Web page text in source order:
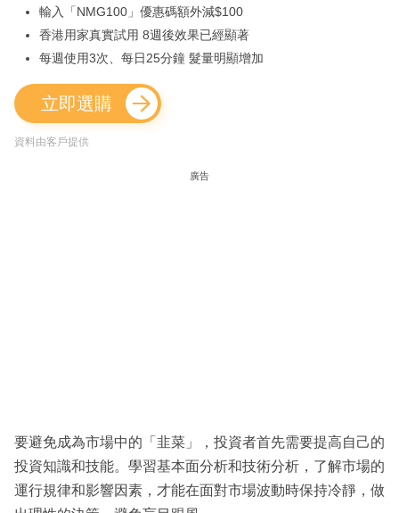
輸入「NMG100」優惠碼額外減$100
香港用家真實試用 8週後效果已經顯著
每週使用3次、每日25分鐘 髮量明顯增加
立即選購
資料由客戶提供
廣告
要避免成為市場中的「韭菜」，投資者首先需要提高自己的
投資知識和技能。學習基本面分析和技術分析，了解市場的
運行規律和影響因素，才能在面對市場波動時保持冷靜，做